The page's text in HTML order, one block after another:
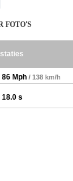
FOTO'S
86 Mph / 138 km/h
18.0 s